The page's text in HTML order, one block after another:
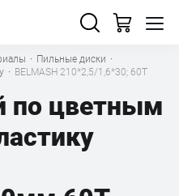
· Пильные диски ·
· BELMASH 210*2,5/1,6*30; 60T
по цветным